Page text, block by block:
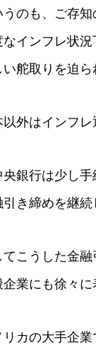
うのも、ご存
なインフレ状
舵取りを迫ら
以外はインフ
央銀行は少し手
き締めを継続
てこうした金
企業にも徐々に
リカの大手企